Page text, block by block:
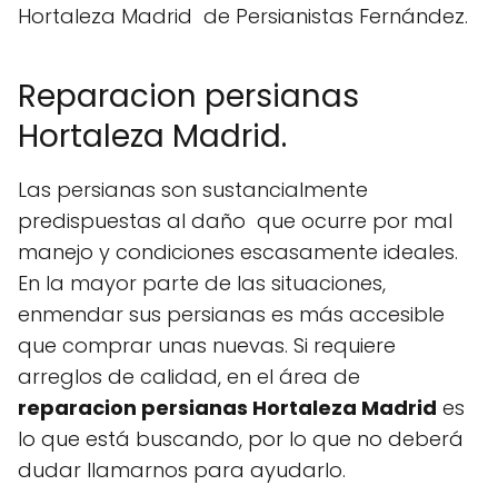
Hortaleza Madrid de Persianistas Fernández.
Reparacion persianas
Hortaleza Madrid.
Las persianas son sustancialmente
predispuestas al daño que ocurre por mal
manejo y condiciones escasamente ideales.
En la mayor parte de las situaciones,
enmendar sus persianas es más accesible
que comprar unas nuevas. Si requiere
arreglos de calidad, en el área de
reparacion persianas Hortaleza Madrid es
lo que está buscando, por lo que no deberá
dudar llamarnos para ayudarlo.